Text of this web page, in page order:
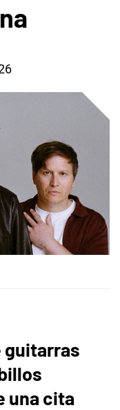
guitarras
una cita